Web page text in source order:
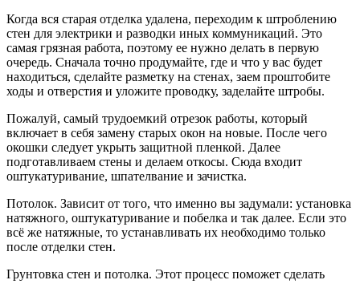
Когда вся старая отделка удалена, переходим к штроблению
стен для электрики и разводки иных коммуникаций. Это
самая грязная работа, поэтому ее нужно делать в первую
очередь. Сначала точно продумайте, где и что у вас будет
находиться, сделайте разметку на стенах, заем проштобите
ходы и отверстия и уложите проводку, заделайте штробы.
Пожалуй, самый трудоемкий отрезок работы, который
включает в себя замену старых окон на новые. После чего
окошки следует укрыть защитной пленкой. Далее
подготавливаем стены и делаем откосы. Сюда входит
оштукатуривание, шпателвание и зачистка.
Потолок. Зависит от того, что именно вы задумали: установка
натяжного, оштукатуривание и побелка и так далее. Если это
всё же натяжные, то устанавливать их необходимо только
после отделки стен.
Грунтовка стен и потолка. Этот процесс поможет сделать